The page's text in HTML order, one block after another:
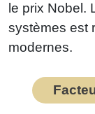
le prix Nobel.
systèmes est
modernes.